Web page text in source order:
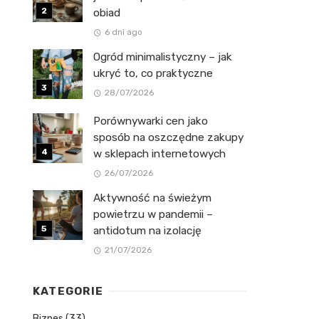
obiad
6 dni ago
Ogród minimalistyczny – jak
ukryć to, co praktyczne
28/07/2026
Porównywarki cen jako
sposób na oszczędne zakupy
w sklepach internetowych
26/07/2026
Aktywność na świeżym
powietrzu w pandemii –
antidotum na izolację
21/07/2026
KATEGORIE